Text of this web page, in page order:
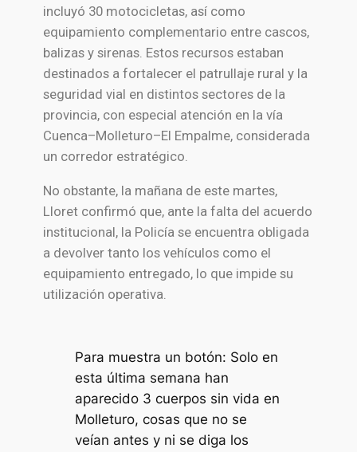
incluyó 30 motocicletas, así como
equipamiento complementario entre cascos,
balizas y sirenas. Estos recursos estaban
destinados a fortalecer el patrullaje rural y la
seguridad vial en distintos sectores de la
provincia, con especial atención en la vía
Cuenca–Molleturo–El Empalme, considerada
un corredor estratégico.
No obstante, la mañana de este martes,
Lloret confirmó que, ante la falta del acuerdo
institucional, la Policía se encuentra obligada
a devolver tanto los vehículos como el
equipamiento entregado, lo que impide su
utilización operativa.
Para muestra un botón: Solo en
esta última semana han
aparecido 3 cuerpos sin vida en
Molleturo, cosas que no se
veían antes y ni se diga los